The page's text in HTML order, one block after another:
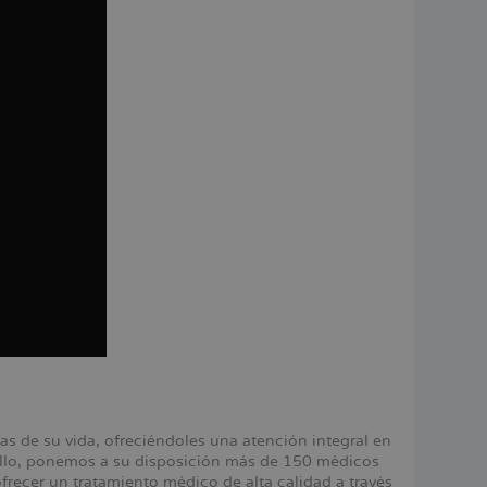
de su vida, ofreciéndoles una atención integral en
ponemos a su disposición más de 150 médicos
un tratamiento médico de alta calidad a través